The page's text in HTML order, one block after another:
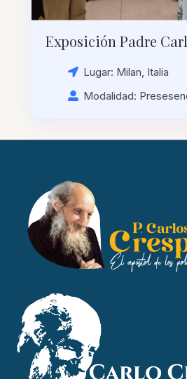
Exposición Padre
Lugar: Milan, Italia
Modalidad: